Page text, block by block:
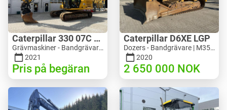
Caterpillar 330 07C Next Gen
Grävmaskiner - Bandgrävare | M816-4487 | 10356
2021
Pris på begäran
Caterpillar D6XE LGP
Dozers - Bandgrävare | M354-6704 | 35056
2020
2 650 000 NOK